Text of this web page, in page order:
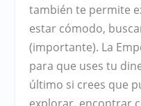
también te permite
estar cómodo,
(importante). La
para que uses tu
último si crees que